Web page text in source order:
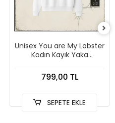
Unisex You are My Lobster
Kadın Kayık Yaka
799,00 TL
SEPETE EKLE